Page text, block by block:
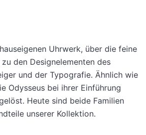
Uhrwerk, über die feine
den Designelementen des
und der Typo­grafie. Ähnlich wie
Odysseus bei ihrer Einführung
Heute sind beide Familien
unserer Kollektion.